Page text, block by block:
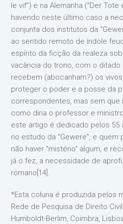
le vif”) e na Alemanha (“Der
havendo neste último caso a
conjunta dos institutos da
ao sentido remoto de índole
espírito da ficção da realeza
vacância do trono, com o
recebem (abocanham?) os
proteger o poder e a posse da
correspondentes, mas sem que
como diria o professor e
este artigo é dedicado pelos 55
no estudo da “Gewere”, e
não haver “mistério” algum, e
já o fez, a necessidade de
romano[14].
*Esta coluna é produzida pelos
Rede de Pesquisa de Direito
Humboldt-Berlim, Coimbra,